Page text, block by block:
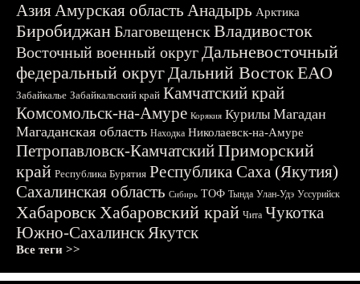
АзияАмурская область Анадырь Арктика
БиробиджанБлаговещенскВладивосток
Восточный военный округДальневосточный
федеральный округДальний ВостокЕАО
Забайкалье Забайкальский край Камчатский край
Комсомольск-на-Амуре Корякия Курилы Магадан
Магаданская область Находка Николаевск-на-Амуре
Петропавловск-КамчатскийПриморский
край Республика Бурятия Республика Саха (Якутия)
Сахалинская область Сибирь ТОФ Тында Улан-Удэ Уссурийск
ХабаровскХабаровский край Чита Чукотка
Южно-СахалинскЯкутск
Все теги >>